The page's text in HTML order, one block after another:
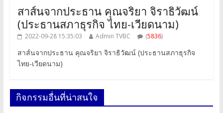
สาส์นจากประธาน คุณจริยา จิราธิวัฒน์
(ประธานสภาธุรกิจ ไทย-เวียดนาม)
2022-09-28 15:35:03 Admin TVBC (5836)
สาส์นจากประธาน คุณจริยา จิราธิวัฒน์ (ประธานสภาธุรกิจ
ไทย-เวียดนาม)
กิจกรรมอื่นที่น่าสนใจ